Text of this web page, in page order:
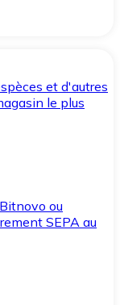
et d'autres
le plus
ou
SEPA au